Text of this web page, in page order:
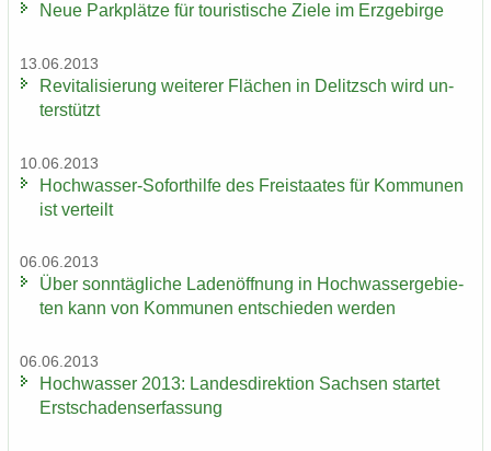
Neue Park­plät­ze für tou­ris­ti­sche Ziele im Erz­ge­bir­ge
13.06.2013
Re­vi­ta­li­sie­rung wei­te­rer Flä­chen in De­litzsch wird un­
ter­stützt
10.06.2013
Hochwasser-​Soforthilfe des Frei­staa­tes für Kom­mu­nen
ist ver­teilt
06.06.2013
Über sonn­täg­li­che La­den­öff­nung in Hoch­was­ser­ge­bie­
ten kann von Kom­mu­nen ent­schie­den wer­den
06.06.2013
Hoch­was­ser 2013: Lan­des­di­rek­ti­on Sach­sen star­tet
Erst­scha­dens­er­fas­sung